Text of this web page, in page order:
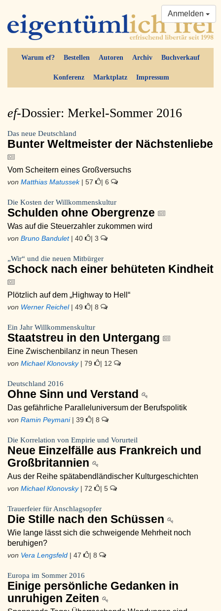
Warum ef? Bestellen Autoren Archiv Buchverkauf
Konferenz Marktplatz Impressum
Anmelden
ef-Dossier: Merkel-Sommer 2016
Das neue Deutschland
Bunter Weltmeister der Nächstenliebe
Vom Scheitern eines Großversuchs
von Matthias Matussek| 57 | 6
Die Kosten der Willkommenskultur
Schulden ohne Obergrenze
Was auf die Steuerzahler zukommen wird
von Bruno Bandulet| 40 | 3
„Wir“ und die neuen Mitbürger
Schock nach einer behüteten Kindheit
Plötzlich auf dem „Highway to Hell“
von Werner Reichel| 49 | 8
Ein Jahr Willkommenskultur
Staatstreu in den Untergang
Eine Zwischenbilanz in neun Thesen
von Michael Klonovsky| 79 | 12
Deutschland 2016
Ohne Sinn und Verstand
Das gefährliche Paralleluniversum der Berufspolitik
von Ramin Peymani| 39 | 8
Die Korrelation von Empirie und Vorurteil
Neue Einzelfälle aus Frankreich und
Großbritannien
Aus der Reihe spätabendländischer Kulturgeschichten
von Michael Klonovsky| 72 | 5
Trauerfeier für Anschlagsopfer
Die Stille nach den Schüssen
Wie lange lässt sich die schweigende Mehrheit noch
beruhigen?
von Vera Lengsfeld | 47 | 8
Europa im Sommer 2016
Einige persönliche Gedanken in
unruhigen Zeiten